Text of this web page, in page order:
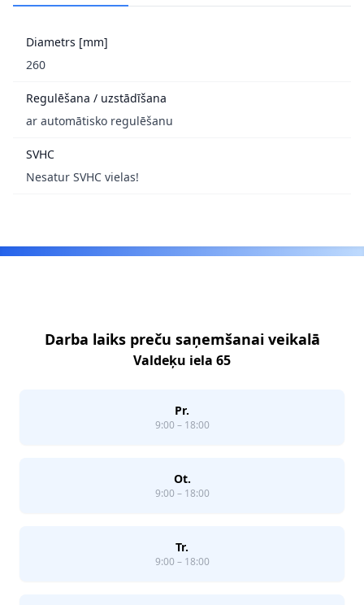
Diametrs [mm]
260
Regulēšana / uzstādīšana
ar automātisko regulēšanu
SVHC
Nesatur SVHC vielas!
Darba laiks preču saņemšanai veikalā
Valdeķu iela 65
Pr.
9:00 – 18:00
Ot.
9:00 – 18:00
Tr.
9:00 – 18:00